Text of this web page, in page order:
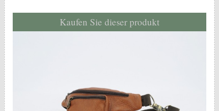
Kaufen Sie dieser produkt